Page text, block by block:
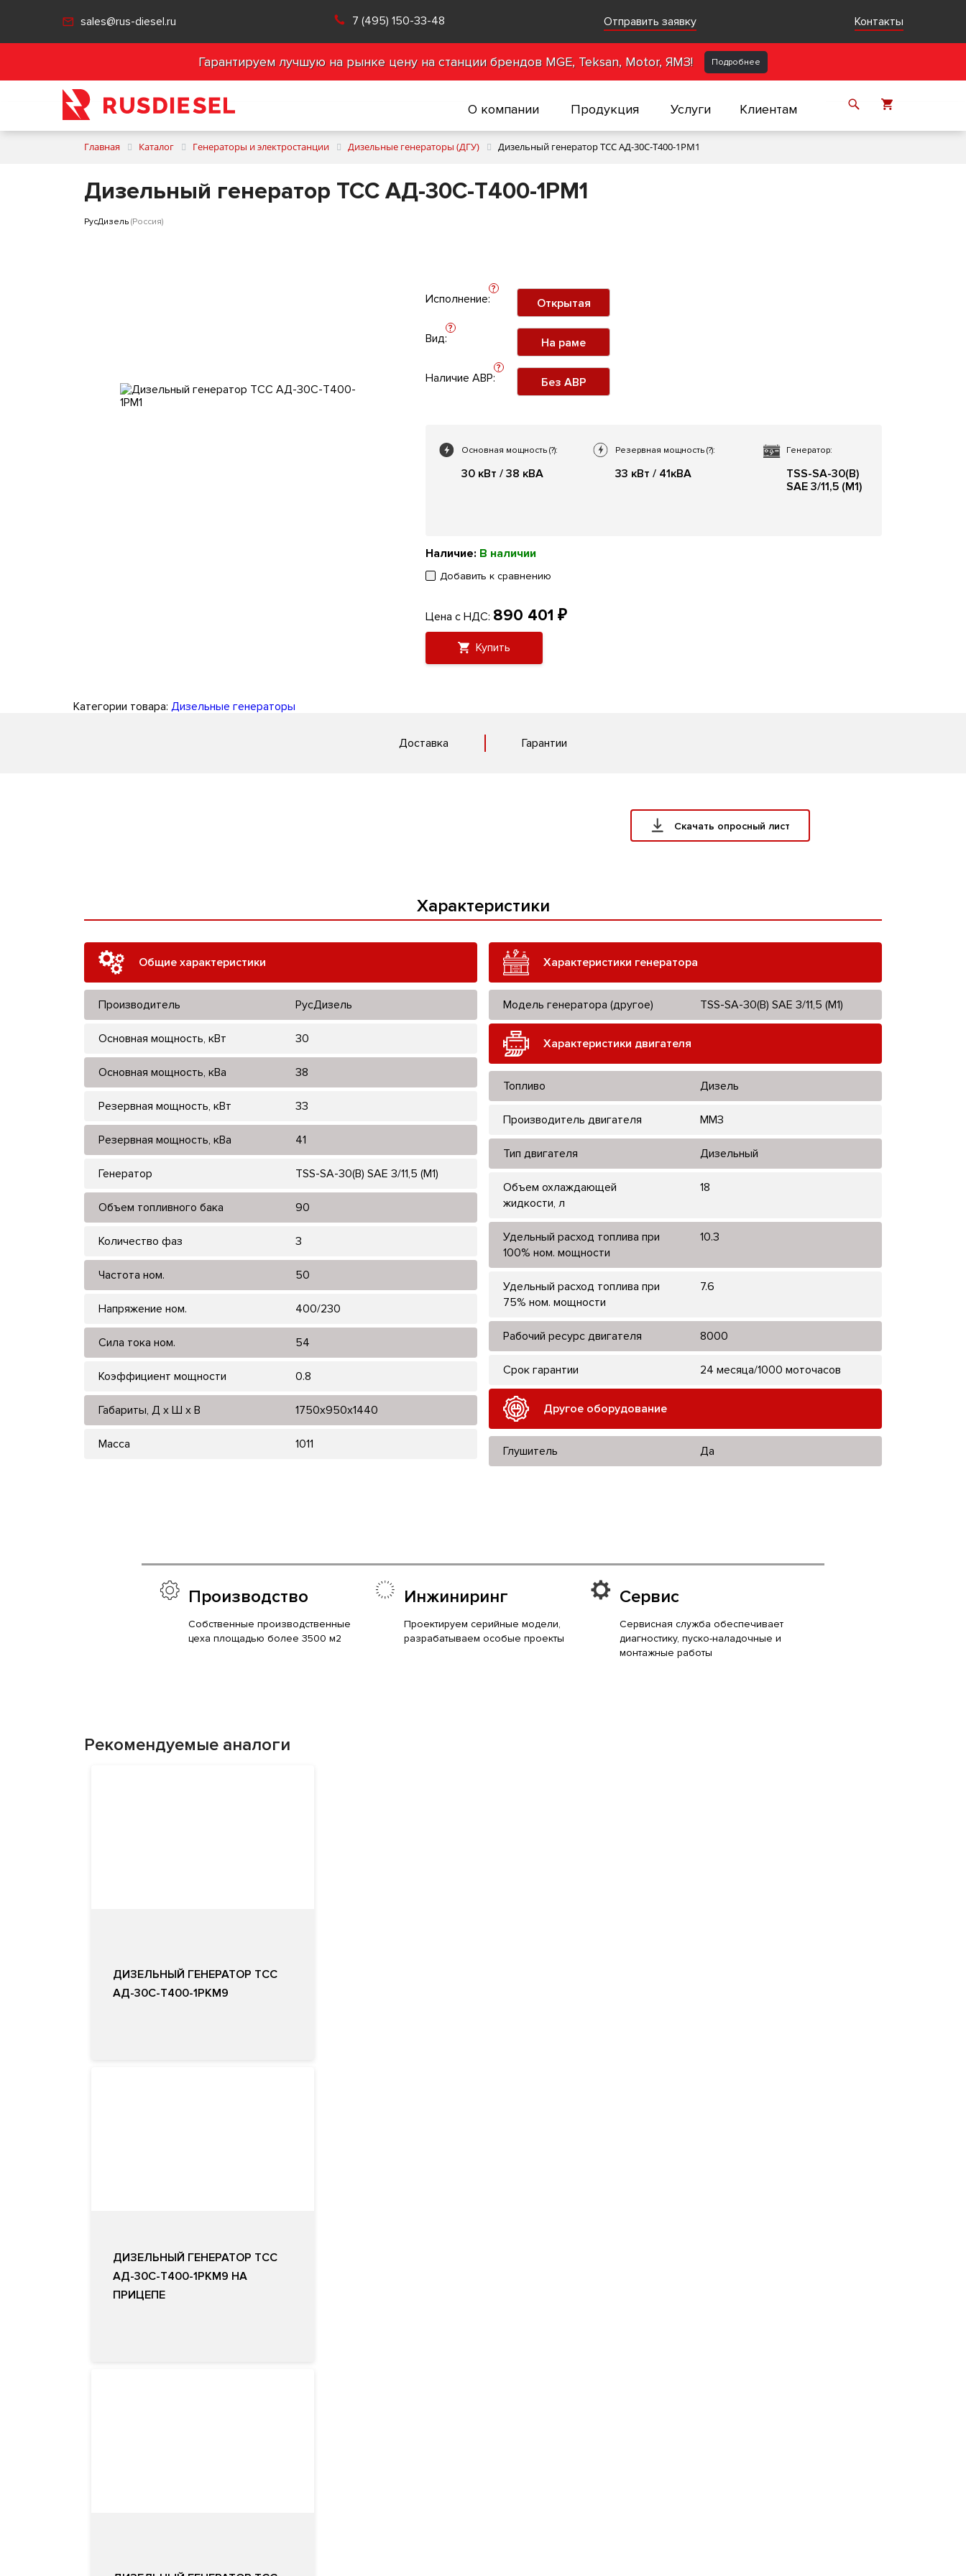
sales@rus-diesel.ru 7 (495) 150-33-48 Отправить заявку Контакты
Гарантируем лучшую на рынке цену на станции брендов MGE, Teksan, Motor, ЯМЗ! Подробнее
О компании Продукция Услуги Клиентам
Главная Каталог Генераторы и электростанции Дизельные генераторы (ДГУ) Дизельный генератор ТСС АД-30С-Т400-1РМ1
Дизельный генератор ТСС АД-30С-Т400-1РМ1
РусДизель (Россия)
Исполнение:
?
Открытая
Вид:
?
На раме
Наличие АВР:
?
Без АВР
Основная мощность (?):
30 кВт / 38 кВА
Резервная мощность(?):
33 кВт / 41кВА
Генератор:
TSS-SA-30(B)
SAE 3/11,5 (М1)
Наличие: В наличии
Добавить к сравнению
Цена с НДС: 890 401 ₽
Купить
Категории товара: Дизельные генераторы
Доставка Гарантии
Скачать опросный лист
Характеристики
Общие характеристики
Производитель РусДизель
Основная мощность, кВт 30
Основная мощность, кВа 38
Резервная мощность, кВт 33
Резервная мощность, кВа 41
Генератор TSS-SA-30(B) SAE 3/11,5 (М1)
Объем топливного бака 90
Количество фаз 3
Частота ном. 50
Напряжение ном. 400/230
Сила тока ном. 54
Коэффициент мощности 0.8
Габариты, Д x Ш x В 1750x950x1440
Масса 1011
Характеристики генератора
Модель генератора (другое) TSS-SA-30(B) SAE 3/11,5 (М1)
Характеристики двигателя
Топливо Дизель
Производитель двигателя ММЗ
Тип двигателя Дизельный
Объем охлаждающей
жидкости, л
18
Удельный расход топлива при
100% ном. мощности
10.3
Удельный расход топлива при
75% ном. мощности
7.6
Рабочий ресурс двигателя 8000
Срок гарантии 24 месяца/1000 моточасов
Другое оборудование
Глушитель Да
Производство
Собственные производственные
цеха площадью более 3500 м2
Инжиниринг
Проектируем серийные модели,
разрабатываем особые проекты
Сервис
Сервисная служба обеспечивает
диагностику, пуско-наладочные и
монтажные работы
Рекомендуемые аналоги
ДИЗЕЛЬНЫЙ ГЕНЕРАТОР ТСС
АД-30С-Т400-1РКМ9
ДИЗЕЛЬНЫЙ ГЕНЕРАТОР ТСС
АД-30С-Т400-1РКМ9 НА
ПРИЦЕПЕ